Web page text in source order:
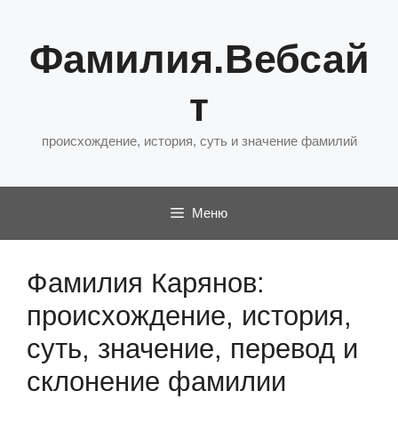
содержимому
Фамилия.Вебсай
т
происхождение, история, суть и значение фамилий
Меню
Фамилия Карянов:
происхождение, история,
суть, значение, перевод и
склонение фамилии